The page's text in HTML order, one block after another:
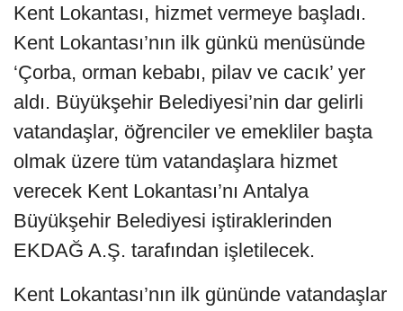
Kent Lokantası, hizmet vermeye başladı.
Kent Lokantası’nın ilk günkü menüsünde
‘Çorba, orman kebabı, pilav ve cacık’ yer
aldı. Büyükşehir Belediyesi’nin dar gelirli
vatandaşlar, öğrenciler ve emekliler başta
olmak üzere tüm vatandaşlara hizmet
verecek Kent Lokantası’nı Antalya
Büyükşehir Belediyesi iştiraklerinden
EKDAĞ A.Ş. tarafından işletilecek.
Kent Lokantası’nın ilk gününde vatandaşlar